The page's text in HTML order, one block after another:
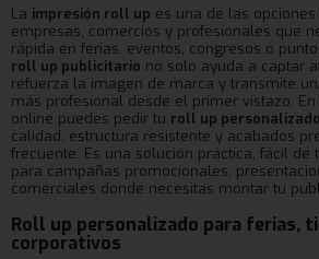
La impresión roll up es una de las
empresas, comercios y profesionales que
rápida en ferias, eventos, congresos o
roll up publicitario no solo ayuda a captar
refuerza la imagen de marca y transmite
más profesional desde el primer vistazo.
online puedes pedir tu roll up personalizado
calidad, estructura resistente y acabados
frecuente. Es una solución práctica, fácil de
para campañas promocionales,
comerciales donde necesitas montar tu
Roll up personalizado para ferias,
corporativos